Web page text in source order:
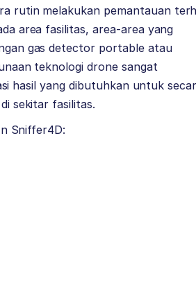
rutin melakukan pemantauan
area fasilitas, area-area yang
gas detector portable atau
teknologi drone sangat
hasil yang dibutuhkan untuk
sekitar fasilitas.
Sniffer4D: